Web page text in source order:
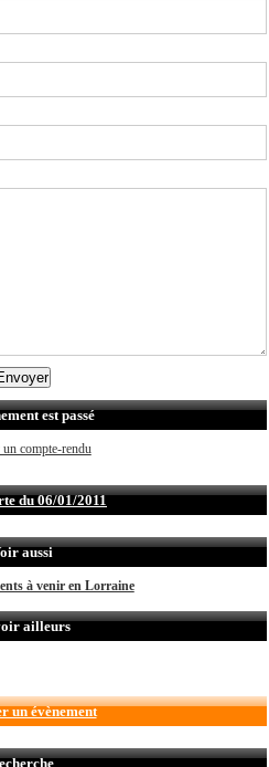
est passé
compte-rendu
du 06/01/2011
aussi
à venir en Lorraine
ailleurs
un évènement